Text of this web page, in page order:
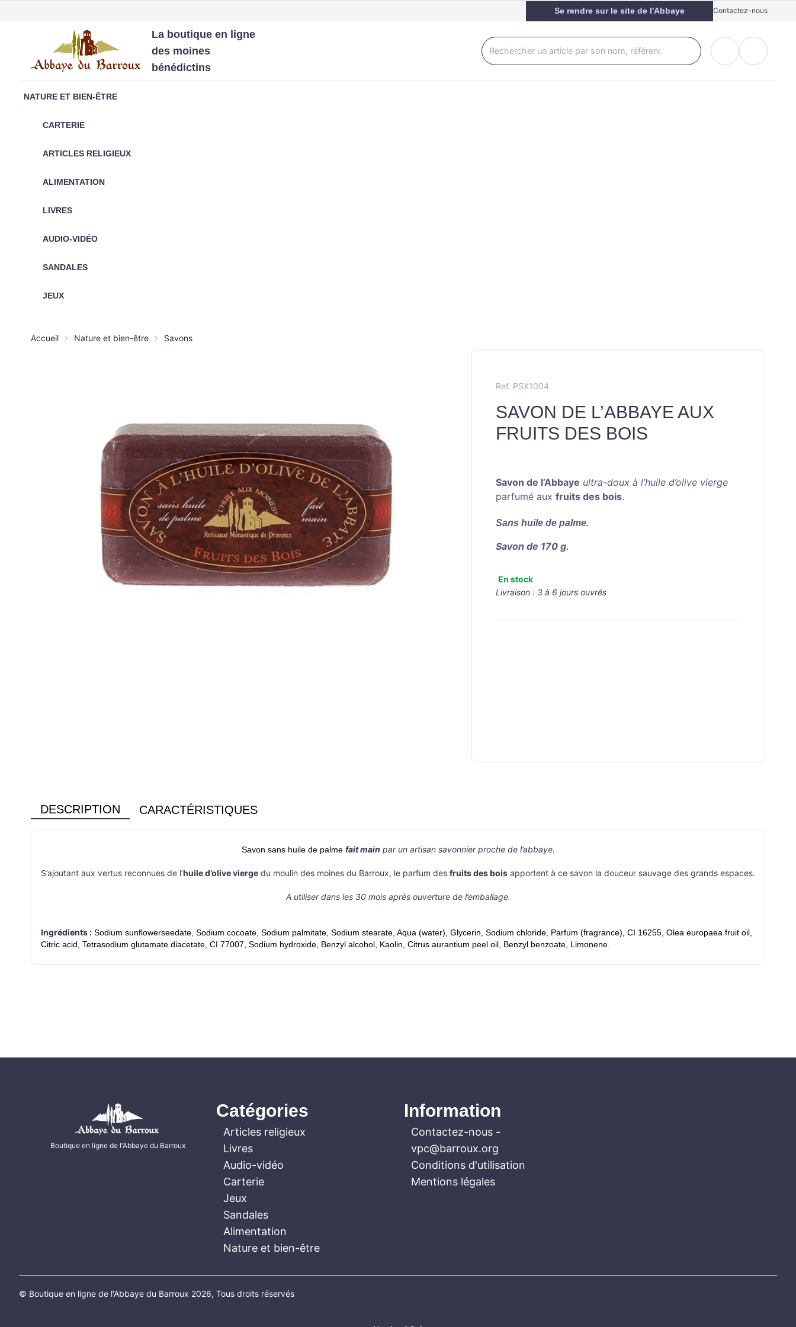
Se rendre sur le site de l'Abbaye Contactez-nous
NATURE ET BIEN-ÊTRE
CARTERIE
ARTICLES RELIGIEUX
ALIMENTATION
LIVRES
AUDIO-VIDÉO
SANDALES
JEUX
La boutique en ligne
des moines
bénédictins
Accueil Nature et bien-être Savons
Ref. PSX1004
SAVON DE L’ABBAYE AUX
FRUITS DES BOIS
Savon de l’Abbaye ultra-doux à l’huile d’olive vierge
parfumé aux fruits des bois.
Sans huile de palme.
Savon de 170 g.
En stock
Livraison : 3 à 6 jours ouvrés
DESCRIPTION CARACTÉRISTIQUES
Savon sans huile de palme fait main par un artisan savonnier proche de l’abbaye.
S’ajoutant aux vertus reconnues de l’huile d’olive vierge du moulin des moines du Barroux, le parfum des fruits des bois apportent à ce savon la douceur sauvage des grands espaces.
A utiliser dans les 30 mois après ouverture de l’emballage.
Ingrédients : Sodium sunflowerseedate, Sodium cocoate, Sodium palmitate, Sodium stearate, Aqua (water), Glycerin, Sodium chloride, Parfum (fragrance), CI 16255, Olea europaea fruit oil,
Citric acid, Tetrasodium glutamate diacetate, CI 77007, Sodium hydroxide, Benzyl alcohol, Kaolin, Citrus aurantium peel oil, Benzyl benzoate, Limonene.
Boutique en ligne de l'Abbaye du Barroux
Catégories
Articles religieux
Livres
Audio-vidéo
Carterie
Jeux
Sandales
Alimentation
Nature et bien-être
Information
Contactez-nous -
vpc@barroux.org
Conditions d'utilisation
Mentions légales
© Boutique en ligne de l'Abbaye du Barroux 2026, Tous droits réservés